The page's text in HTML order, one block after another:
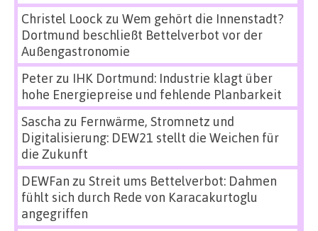
Christel Loock zu Wem gehört die Innenstadt?
Dortmund beschließt Bettelverbot vor der
Außengastronomie
Peterzu IHK Dortmund: Industrie klagt über
hohe Energiepreise und fehlende Planbarkeit
Sascha zu Fernwärme, Stromnetz und
Digitalisierung: DEW21 stellt die Weichen für
die Zukunft
DEWFan zu Streit ums Bettelverbot: Dahmen
fühlt sich durch Rede von Karacakurtoglu
angegriffen